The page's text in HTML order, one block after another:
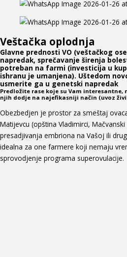
Veštačka oplodnja
Glavne prednosti VO (veštačkog
napredak, sprečavanje širenja
potreban na farmi (investicija u
ishranu je umanjena). Uštedom
usmerite ga u genetski napredak
Predložite rase koje su Vam interesantne,
njih dodje na najefikasniji način (uvoz
Obezbedjen je prostor za smeštaj
Matijevcu (opština Vladimirci,
presadjivanja embriona na Vašoj ili
idealna za one farmere koji nemaju
sprovodjenje programa superovulacije.